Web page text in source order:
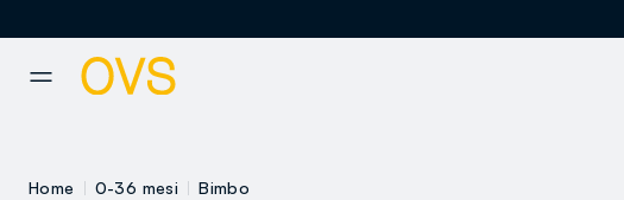
Home 0-36 mesi Bimbo